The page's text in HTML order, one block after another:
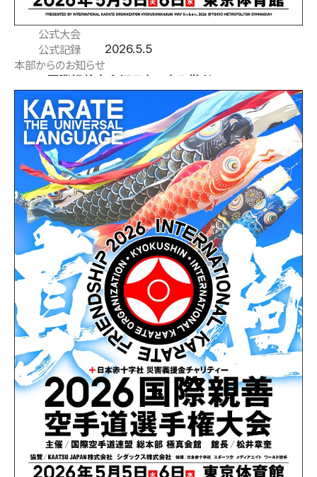
公式大会
公式記録
本部からのお知らせ
2026.5.5